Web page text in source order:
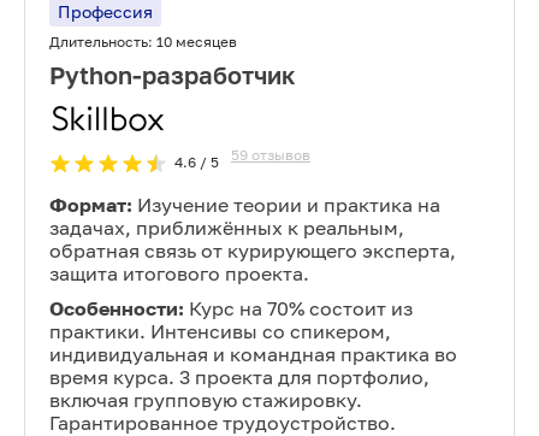
Профессия
Длительность: 10 месяцев
Python-разработчик
4.6/ 5 59 отзывов
Формат: Изучение теории и практика на
задачах, приближённых к реальным,
обратная связь от курирующего эксперта,
защита итогового проекта.
Особенности: Курс на 70% состоит из
практики. Интенсивы со спикером,
индивидуальная и командная практика во
время курса. 3 проекта для портфолио,
включая групповую стажировку.
Гарантированное трудоустройство.